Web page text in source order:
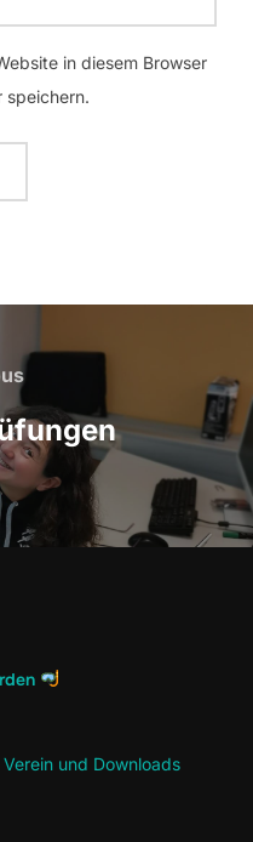
in diesem Browser
speichern.
Verein und Downloads